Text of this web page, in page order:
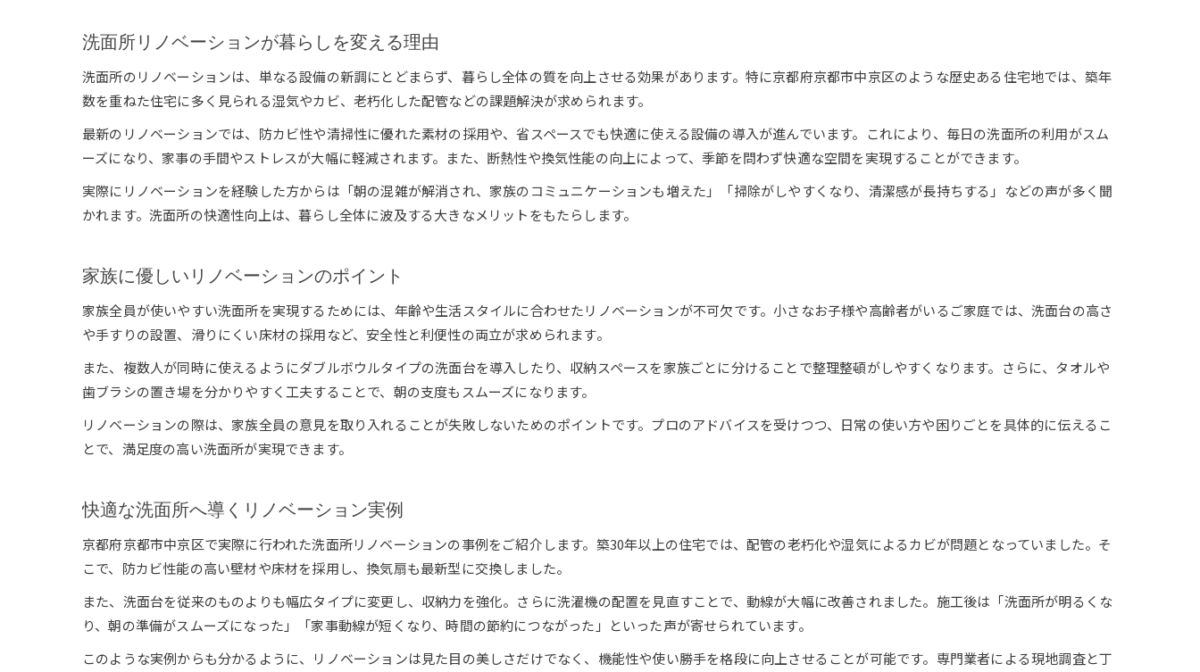
使いやすさを追求したリノベーション設計
洗面所の収納力をリノベーションで強化する
毎日快適な洗面所へリノベーション活用例
リノベーションで叶える清潔な洗面所空間
暮らしを豊かにする洗面所改修のアイデア集
リノベーションで叶う洗面所の新しい使い方
洗面所リノベーションアイデアを徹底紹介
暮らしに寄り添う洗面所リノベーション事例
洗面所リノベーションが暮らしを変える理由
洗面所のリノベーションは、単なる設備の新調にとどまらず、暮らし全体の質を向上させる効果があります。特に京都府京都市中京区のような歴史ある住宅地では、築年
数を重ねた住宅に多く見られる湿気やカビ、老朽化した配管などの課題解決が求められます。
最新のリノベーションでは、防カビ性や清掃性に優れた素材の採用や、省スペースでも快適に使える設備の導入が進んでいます。これにより、毎日の洗面所の利用がスム
ーズになり、家事の手間やストレスが大幅に軽減されます。また、断熱性や換気性能の向上によって、季節を問わず快適な空間を実現することができます。
実際にリノベーションを経験した方からは「朝の混雑が解消され、家族のコミュニケーションも増えた」「掃除がしやすくなり、清潔感が長持ちする」などの声が多く聞
かれます。洗面所の快適性向上は、暮らし全体に波及する大きなメリットをもたらします。
家族に優しいリノベーションのポイント
家族全員が使いやすい洗面所を実現するためには、年齢や生活スタイルに合わせたリノベーションが不可欠です。小さなお子様や高齢者がいるご家庭では、洗面台の高さ
や手すりの設置、滑りにくい床材の採用など、安全性と利便性の両立が求められます。
また、複数人が同時に使えるようにダブルボウルタイプの洗面台を導入したり、収納スペースを家族ごとに分けることで整理整頓がしやすくなります。さらに、タオルや
歯ブラシの置き場を分かりやすく工夫することで、朝の支度もスムーズになります。
リノベーションの際は、家族全員の意見を取り入れることが失敗しないためのポイントです。プロのアドバイスを受けつつ、日常の使い方や困りごとを具体的に伝えるこ
とで、満足度の高い洗面所が実現できます。
快適な洗面所へ導くリノベーション実例
京都府京都市中京区で実際に行われた洗面所リノベーションの事例をご紹介します。築30年以上の住宅では、配管の老朽化や湿気によるカビが問題となっていました。そ
こで、防カビ性能の高い壁材や床材を採用し、換気扇も最新型に交換しました。
また、洗面台を従来のものよりも幅広タイプに変更し、収納力を強化。さらに洗濯機の配置を見直すことで、動線が大幅に改善されました。施工後は「洗面所が明るくな
り、朝の準備がスムーズになった」「家事動線が短くなり、時間の節約につながった」といった声が寄せられています。
このような実例からも分かるように、リノベーションは見た目の美しさだけでなく、機能性や使い勝手を格段に向上させることが可能です。専門業者による現地調査と丁
お問い合わせはこちら
お問い合わせはこちら